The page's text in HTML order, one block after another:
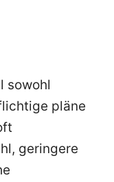
sowohl
pläne
geringere